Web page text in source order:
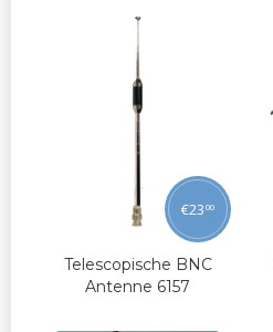
Telescopische BNC
Antenne 6157
€23 00